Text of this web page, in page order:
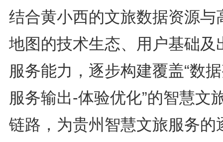
结合黄小西的文旅数据资源与
地图的技术生态、用户基础及
服务能力，逐步构建覆盖“数
服务输出-体验优化”的智慧文
链路，为贵州智慧文旅服务的